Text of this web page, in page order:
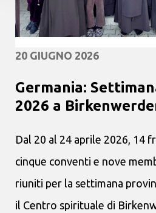
20 GIUGNO 2026
Germania:
2026 a
Dal 20 al 24 aprile 2026, 14
cinque conventi e nove
riuniti per la settimana
il Centro spirituale di